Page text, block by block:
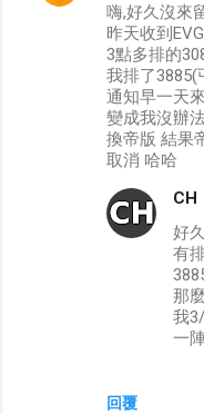
嗨,好久沒來
昨天收到
3點多排的
我排了3885(
通知早一天
變成我沒辦
換帝版 結果
取消 哈哈
回覆
CH
好
有
那
我
一